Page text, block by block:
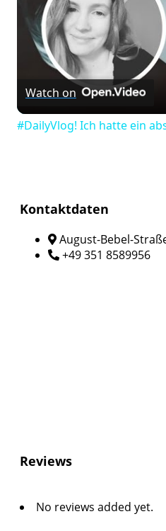
Watch on
#DailyVlog! Ich hatte ein
Kontaktdaten
August-Bebel-
+49 351 8589956
Reviews
No reviews added yet.